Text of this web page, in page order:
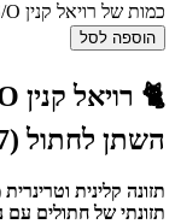
כמות של רויאל קנין S/O יורינרי 7 ק''ג לחתול
הוספה לסל
השתן לחתול (7 ק"ג)
תזונה קלינית
תזונתי של חתולים עם